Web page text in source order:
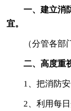
一、建立消
宜。
（分管各部门
二、高度重
1、把消防安
2、利用每日